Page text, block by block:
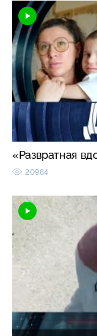
«Развратная
20984